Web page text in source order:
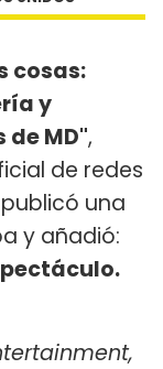
cosas:
y
MD",
de redes
una
y añadió: